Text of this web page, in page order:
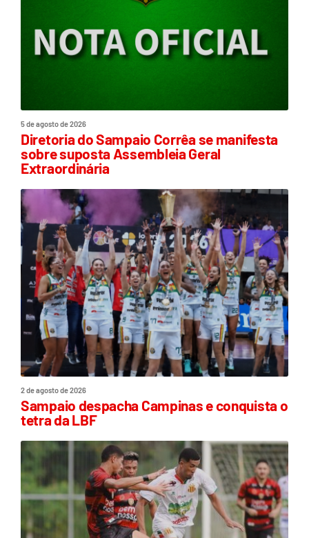
5 de agosto de 2026
Diretoria do Sampaio Corrêa se manifesta
sobre suposta Assembleia Geral
Extraordinária
2 de agosto de 2026
Sampaio despacha Campinas e conquista o
tetra da LBF